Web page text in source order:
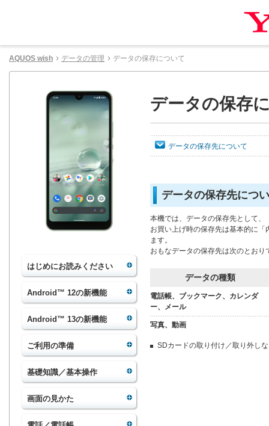
AQUOS wish データの管理 データの保存について
はじめにお読みください
Android™ 12の新機能
Android™ 13の新機能
ご利用の準備
基礎知識／基本操作
画面の見かた
データの保存
データの保存先について
データの保存先につ
本機では、データの保存先として
お買い上げ時の保存先は基本的に
ます。
おもなデータの保存先は次のとおり
データの種類
電話帳、ブックマーク、カレンダ
ー、メール
写真、動画
SDカードの取り付け／取り外し